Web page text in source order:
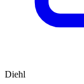
Diehl